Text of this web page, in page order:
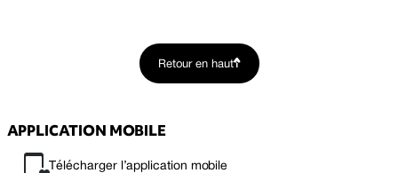
Retour en haut
APPLICATION MOBILE
Télécharger l’application mobile